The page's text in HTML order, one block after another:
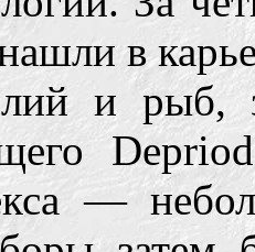
в
и рыб,
—